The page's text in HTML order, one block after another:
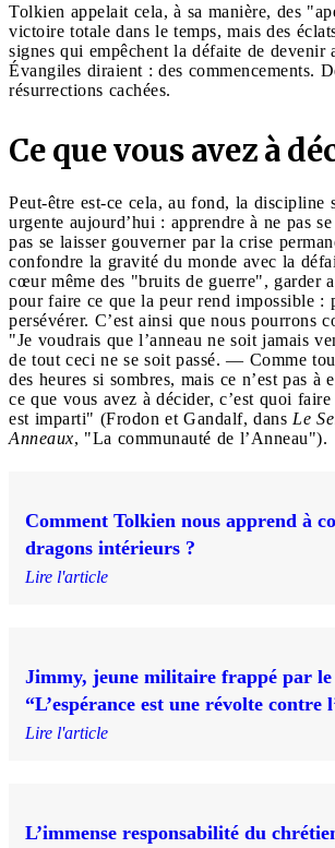
Tolkien appelait cela, à sa manière, des
victoire totale dans le temps, mais des
signes qui empêchent la défaite de devenir
Évangiles diraient : des commencements.
résurrections cachées.
Ce que vous avez à
Peut-être est-ce cela, au fond, la discipline
urgente aujourd’hui : apprendre à ne pas
pas se laisser gouverner par la crise
confondre la gravité du monde avec la
cœur même des "bruits de guerre", garder
pour faire ce que la peur rend impossible :
persévérer. C’est ainsi que nous pourrons
"Je voudrais que l’anneau ne soit jamais
de tout ceci ne se soit passé. — Comme
des heures si sombres, mais ce n’est pas à
ce que vous avez à décider, c’est quoi
est imparti" (Frodon et Gandalf, dans Le
Anneaux, "La communauté de l’Anneau").
Comment Tolkien nous apprend à
dragons intérieurs ?
Lire l'article
Jimmy, jeune militaire frappé par le
“L’espérance est une révolte contre
Lire l'article
L’immense responsabilité du